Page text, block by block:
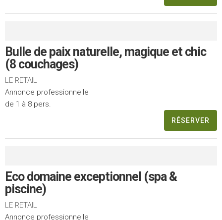
Bulle de paix naturelle, magique et chic
(8 couchages)
LE RETAIL
Annonce professionnelle
de 1 à 8 pers.
RÉSERVER
Eco domaine exceptionnel (spa &
piscine)
LE RETAIL
Annonce professionnelle